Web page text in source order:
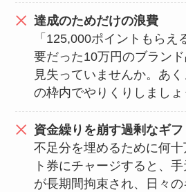
達成のためだけの浪費
「125,000ポイントもらえ
要だった10万円のブラン
見失っていませんか。あく
の枠内でやりくりしましょ
資金繰りを崩す過剰なギ
不足分を埋めるために何
ト券にチャージすると、
が長期間拘束され、日々